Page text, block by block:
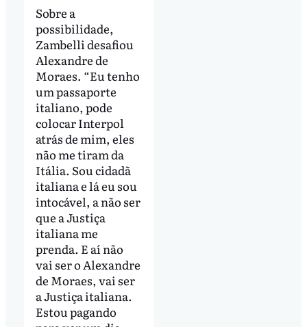
Sobre a
possibilidade,
Zambelli desafiou
Alexandre de
Moraes. “Eu tenho
um passaporte
italiano, pode
colocar Interpol
atrás de mim, eles
não me tiram da
Itália. Sou cidadã
italiana e lá eu sou
intocável, a não ser
que a Justiça
italiana me
prenda. E aí não
vai ser o Alexandre
de Moraes, vai ser
a Justiça italiana.
Estou pagando